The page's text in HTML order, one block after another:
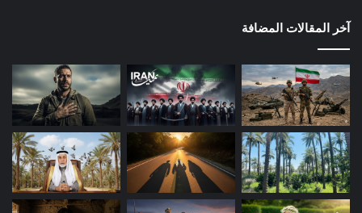
آخر المقالات المضافة